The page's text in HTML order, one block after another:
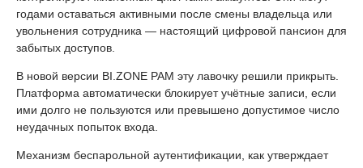
годами оставаться активными после смены владельца или
увольнения сотрудника — настоящий цифровой пансион для
забытых доступов.
В новой версии BI.ZONE PAM эту лавочку решили прикрыть.
Платформа автоматически блокирует учётные записи, если
ими долго не пользуются или превышено допустимое число
неудачных попыток входа.
Механизм беспарольной аутентификации, как утверждает